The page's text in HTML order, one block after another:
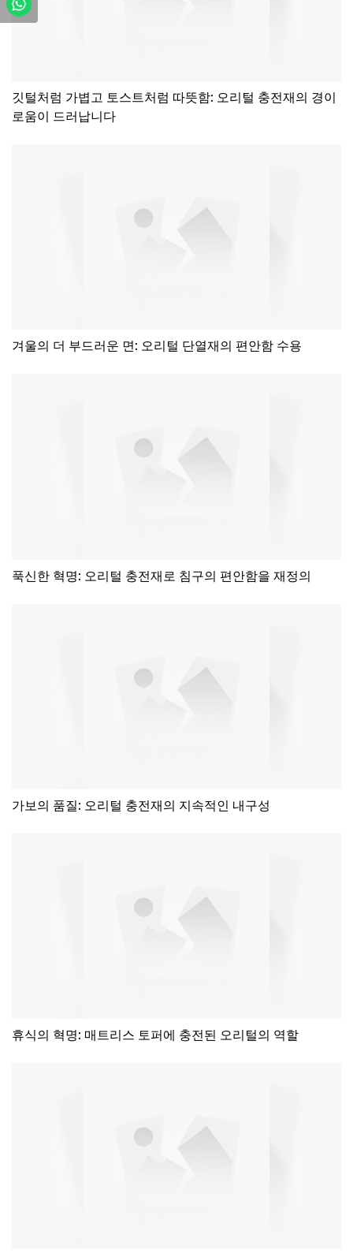
깃털처럼 가볍고 토스트처럼 따뜻함: 오리털 충전재의 경이
로움이 드러납니다
겨울의 더 부드러운 면: 오리털 단열재의 편안함 수용
푹신한 혁명: 오리털 충전재로 침구의 편안함을 재정의
가보의 품질: 오리털 충전재의 지속적인 내구성
휴식의 혁명: 매트리스 토퍼에 충전된 오리털의 역할